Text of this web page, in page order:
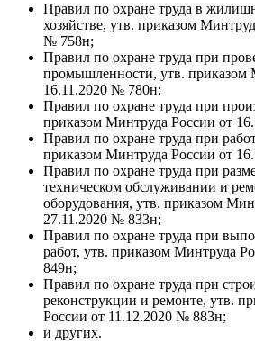
Правил по охране труда в
хозяйстве, утв. приказом
№ 758н;
Правил по охране труда при
промышленности, утв. приказом
16.11.2020 № 780н;
Правил по охране труда при
приказом Минтруда России от
Правил по охране труда при
приказом Минтруда России от
Правил по охране труда при
техническом обслуживании и
оборудования, утв. приказом
27.11.2020 № 833н;
Правил по охране труда при
работ, утв. приказом Минтруда
849н;
Правил по охране труда при
реконструкции и ремонте, утв.
России от 11.12.2020 № 883н;
и других.